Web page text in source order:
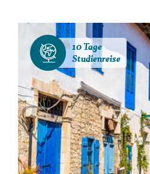
10 Tage
Studienreise